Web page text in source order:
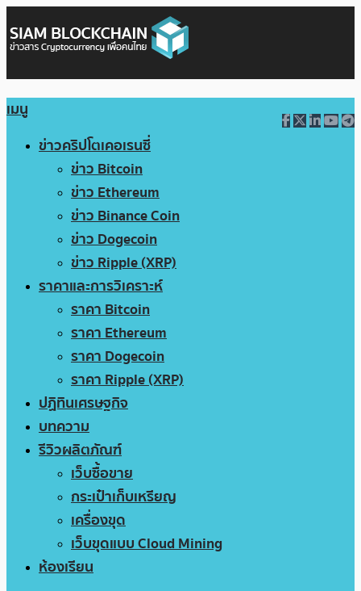
เมนู
ข่าวคริปโตเคอเรนซี่
ข่าว Bitcoin
ข่าว Ethereum
ข่าว Binance Coin
ข่าว Dogecoin
ข่าว Ripple (XRP)
ราคาและการวิเคราะห์
ราคา Bitcoin
ราคา Ethereum
ราคา Dogecoin
ราคา Ripple (XRP)
ปฏิทินเศรษฐกิจ
บทความ
รีวิวผลิตภัณฑ์
เว็บซื้อขาย
กระเป๋าเก็บเหรียญ
เครื่องขุด
เว็บขุดแบบ Cloud Mining
ห้องเรียน